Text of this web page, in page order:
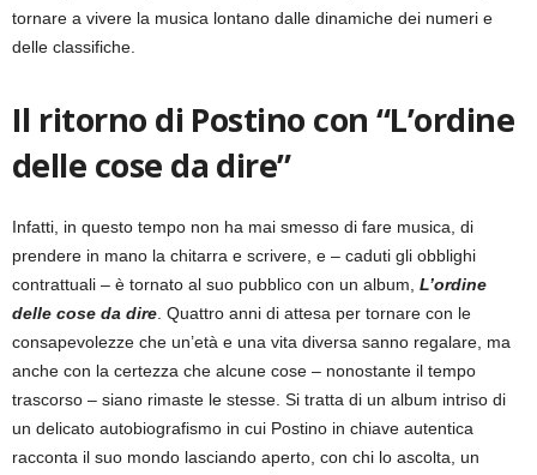
tornare a vivere la musica lontano dalle dinamiche dei numeri e
delle classifiche.
Il ritorno di Postino con “L’ordine
delle cose da dire”
Infatti, in questo tempo non ha mai smesso di fare musica, di
prendere in mano la chitarra e scrivere, e – caduti gli obblighi
contrattuali – è tornato al suo pubblico con un album, L’ordine
delle cose da dire . Quattro anni di attesa per tornare con le
consapevolezze che un’età e una vita diversa sanno regalare, ma
anche con la certezza che alcune cose – nonostante il tempo
trascorso – siano rimaste le stesse. Si tratta di un album intriso di
un delicato autobiografismo in cui Postino in chiave autentica
racconta il suo mondo lasciando aperto, con chi lo ascolta, un